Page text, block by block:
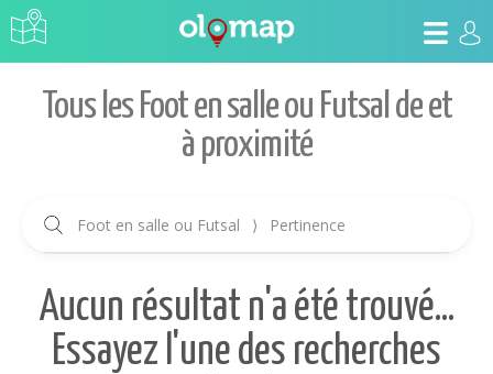
Tous les Foot en salle ou Futsal de et
à proximité
Foot en salle ou Futsal ⟩ Pertinence
Aucun résultat n'a été trouvé...
Essayez l'une des recherches